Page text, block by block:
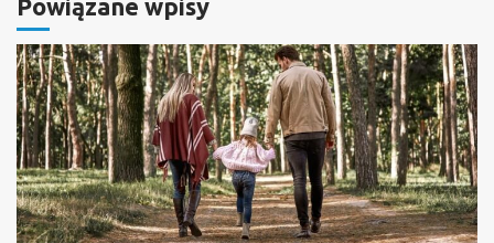
Powiązane wpisy